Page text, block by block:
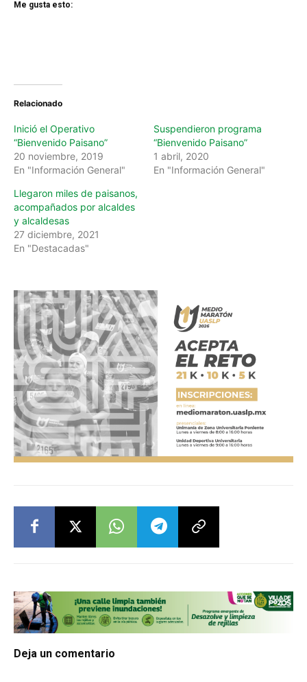
Me gusta esto:
Relacionado
Inició el Operativo
“Bienvenido Paisano”
20 noviembre, 2019
En "Información General"
Suspendieron programa
“Bienvenido Paisano”
1 abril, 2020
En "Información General"
Llegaron miles de paisanos,
acompañados por alcaldes
y alcaldesas
27 diciembre, 2021
En "Destacadas"
Deja un comentario